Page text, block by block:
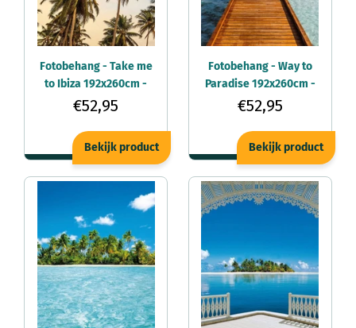
Fotobehang - Take me
to Ibiza 192x260cm -
Vliesbehang
€52,95
Bekijk product
Fotobehang - Way to
Paradise 192x260cm -
Vliesbehang
€52,95
Bekijk product